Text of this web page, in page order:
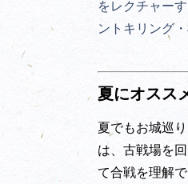
をレクチャー
ントキリング
夏にオスス
夏でもお城巡
は、古戦場を
て合戦を理解